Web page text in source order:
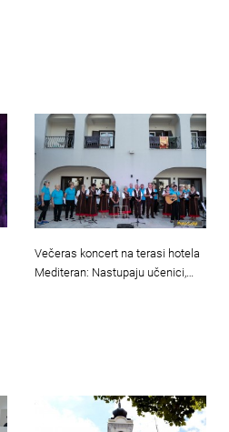
Večeras koncert na terasi hotela
Mediteran: Nastupaju učenici,…